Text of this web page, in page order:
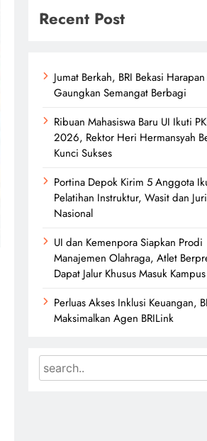
Recent Post
Jumat Berkah, BRI Bekasi
Gaungkan Semangat Berbagi
Ribuan Mahasiswa Baru UI Ikuti
2026, Rektor Heri Hermansyah
Kunci Sukses
Portina Depok Kirim 5 Anggota
Pelatihan Instruktur, Wasit dan
Nasional
UI dan Kemenpora Siapkan Prodi
Manajemen Olahraga, Atlet
Dapat Jalur Khusus Masuk Kampus
Perluas Akses Inklusi Keuangan,
Maksimalkan Agen BRILink
Search